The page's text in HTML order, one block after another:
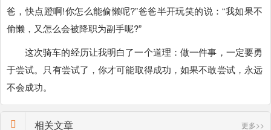
爸，快点蹬啊!你怎么能偷懒呢?”爸爸半开玩笑的说：“我如果不
偷懒，又怎么会被降职为副手呢?”
这次骑车的经历让我明白了一个道理：做一件事，一定要勇
于尝试。只有尝试了，你才可能取得成功，如果不敢尝试，永远
不会成功。
相关文章 更多>>